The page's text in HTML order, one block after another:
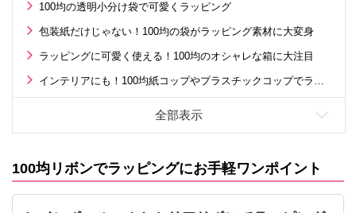
100均の透明小分け袋で可愛くラッピング
包装紙だけじゃない！100均の袋がラッピング素材に大変身
ラッピングに可愛く使える！100均のオシャレな箱に大注目
インテリアにも！100均紙コップやプラスチックコップでラッピング
100均リボンでラッピングにお手軽ワンポイント